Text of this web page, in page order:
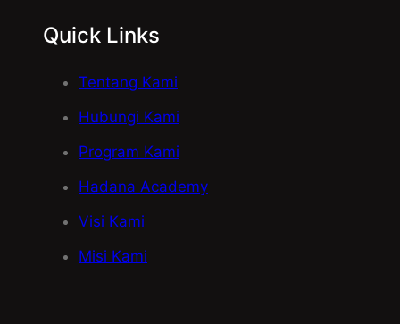
Quick Links
Tentang Kami
Hubungi Kami
Program Kami
Hadana Academy
Visi Kami
Misi Kami